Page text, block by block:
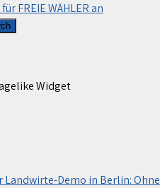
FREIE WÄHLER an
Landwirte-Demo in Berlin: Ohne